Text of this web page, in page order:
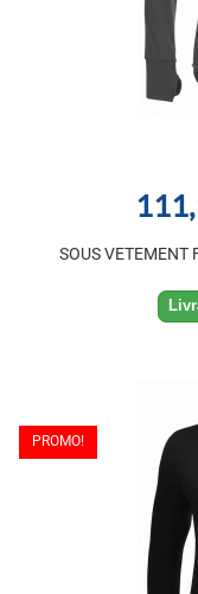
SOUS VETEMENT
PROMO!